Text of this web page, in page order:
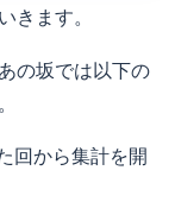
きます。
の坂では以下の
回から集計を開